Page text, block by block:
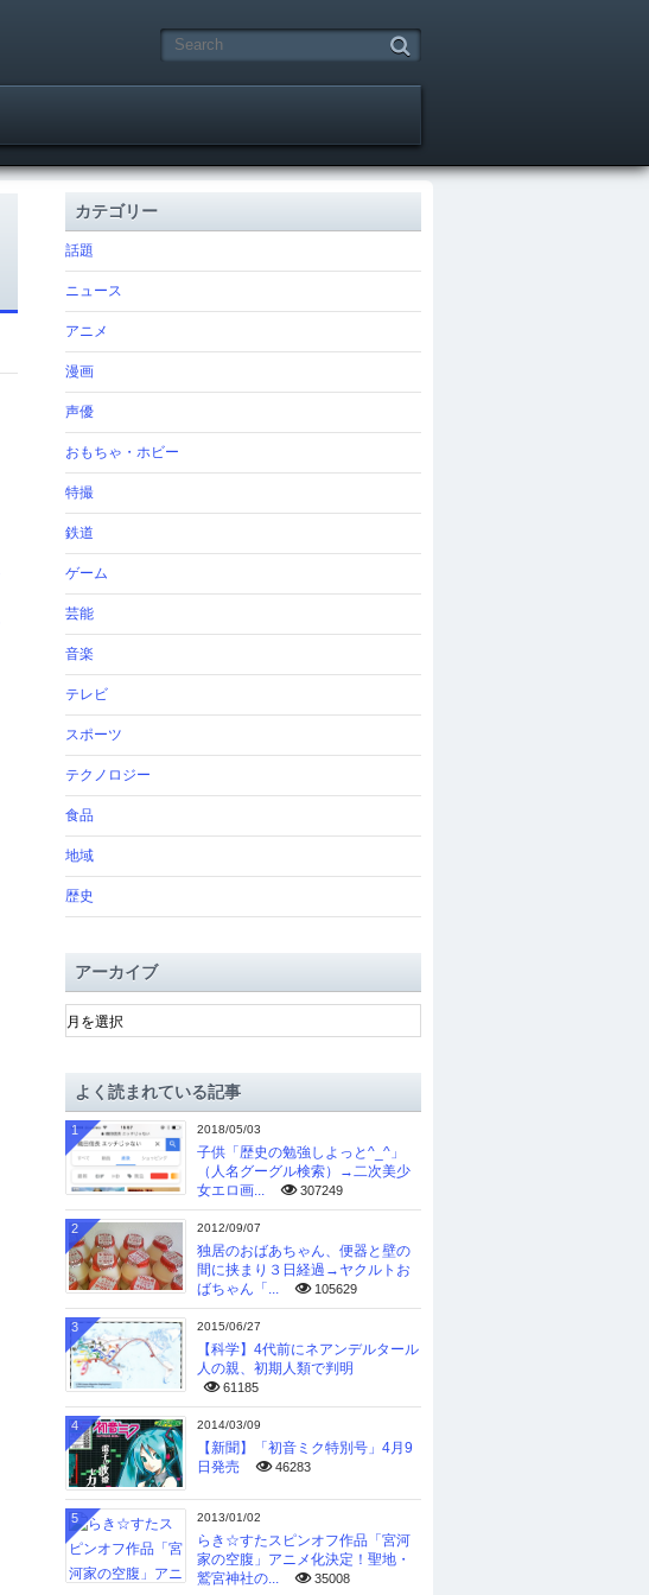
カテゴリー
話題
ニュース
アニメ
漫画
声優
おもちゃ・ホビー
特撮
鉄道
ゲーム
芸能
音楽
テレビ
スポーツ
テクノロジー
食品
地域
歴史
アーカイブ
ア
ー
ブよく読まれている記事
2018/05/03
子供「歴史の勉強しよっと^_^」
（人名グーグル検索）→二次美少
女エロ画...
307249
1
2012/09/07
独居のおばあちゃん、便器と壁の
間に挟まり３日経過→ヤクルトお
ばちゃん「...
105629
2
2015/06/27
【科学】4代前にネアンデルタール
人の親、初期人類で判明
61185
3
2014/03/09
【新聞】「初音ミク特別号」4月9
日発売
46283
4
2013/01/02
らき☆すたスピンオフ作品「宮河
家の空腹」アニメ化決定！聖地・
鷲宮神社の...
35008
5